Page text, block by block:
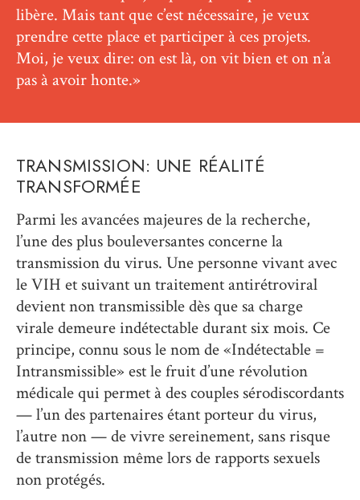
libère. Mais tant que c’est nécessaire, je veux
prendre cette place et participer à ces projets.
Moi, je veux dire: on est là, on vit bien et on n’a
pas à avoir honte.»
TRANSMISSION: UNE RÉALITÉ
TRANSFORMÉE
Parmi les avancées majeures de la recherche,
l’une des plus bouleversantes concerne la
transmission du virus. Une personne vivant avec
le VIH et suivant un traitement antirétroviral
devient non transmissible dès que sa charge
virale demeure indétectable durant six mois. Ce
principe, connu sous le nom de «Indétectable =
Intransmissible» est le fruit d’une révolution
médicale qui permet à des couples sérodiscordants
— l’un des partenaires étant porteur du virus,
l’autre non — de vivre sereinement, sans risque
de transmission même lors de rapports sexuels
non protégés.